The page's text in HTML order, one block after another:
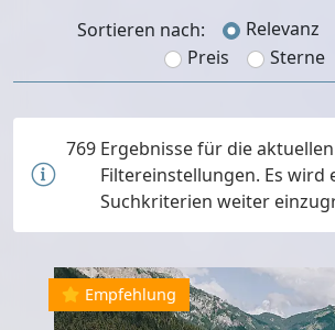
Sortieren nach: Relevanz
Preis
Sterne
769 Ergebnisse für die aktuellen
Filtereinstellungen. Es wird
Suchkriterien weiter
Empfehlung